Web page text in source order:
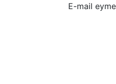
E-mail